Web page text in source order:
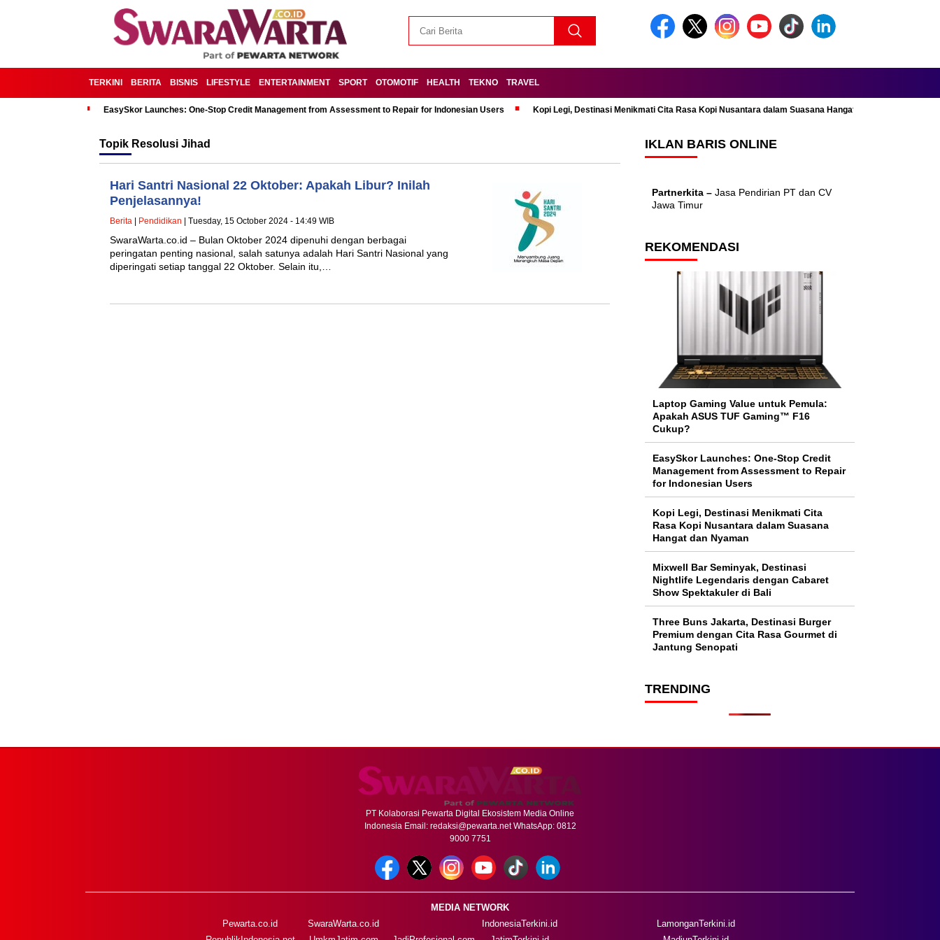
TERKINI BERITA BISNIS LIFESTYLE ENTERTAINMENT SPORT OTOMOTIF HEALTH TEKNO TRAVEL
EasySkor Launches: One-Stop Credit Management from Assessment to Repair for Indonesian Users Kopi Legi, Destinasi Menikmati Cita Rasa Kopi Nusantara dalam Suasana Hangat dan Nyaman
Topik Resolusi Jihad
Hari Santri Nasional 22 Oktober: Apakah Libur? Inilah
Penjelasannya!
Berita Pendidikan | Tuesday, 15 October 2024 - 14:49 WIB
SwaraWarta.co.id – Bulan Oktober 2024 dipenuhi dengan berbagai
peringatan penting nasional, salah satunya adalah Hari Santri Nasional yang
diperingati setiap tanggal 22 Oktober. Selain itu,…
IKLAN BARIS ONLINE
Partnerkita – Jasa Pendirian PT dan CV
Jawa Timur
REKOMENDASI
Laptop Gaming Value untuk Pemula:
Apakah ASUS TUF Gaming™ F16
Cukup?
EasySkor Launches: One-Stop Credit
Management from Assessment to Repair
for Indonesian Users
Kopi Legi, Destinasi Menikmati Cita
Rasa Kopi Nusantara dalam Suasana
Hangat dan Nyaman
Mixwell Bar Seminyak, Destinasi
Nightlife Legendaris dengan Cabaret
Show Spektakuler di Bali
Three Buns Jakarta, Destinasi Burger
Premium dengan Cita Rasa Gourmet di
Jantung Senopati
TRENDING
PT Kolaborasi Pewarta Digital Ekosistem Media Online
Indonesia Email: redaksi@pewarta.netWhatsApp: 0812
9000 7751
MEDIA NETWORK
Pewarta.co.id
SwaraWarta.co.id
IndonesiaTerkini.id
LamonganTerkini.id